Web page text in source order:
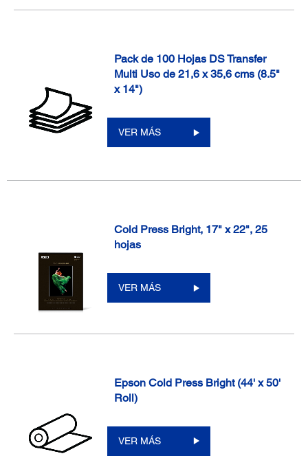
Pack de 100 Hojas DS Transfer
Multi Uso de 21,6 x 35,6 cms (8.5"
x 14")
VER MÁS
Cold Press Bright, 17" x 22", 25
hojas
VER MÁS
Epson Cold Press Bright (44' x 50'
Roll)
VER MÁS